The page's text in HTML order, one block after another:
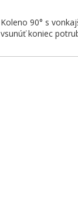
Koleno 90° s
vsunúť koniec